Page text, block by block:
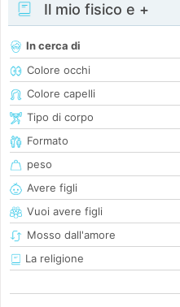
Il mio fisico e +
In cerca di
Colore occhi
Colore capelli
Tipo di corpo
Formato
peso
Avere figli
Vuoi avere figli
Mosso dall'amore
La religione